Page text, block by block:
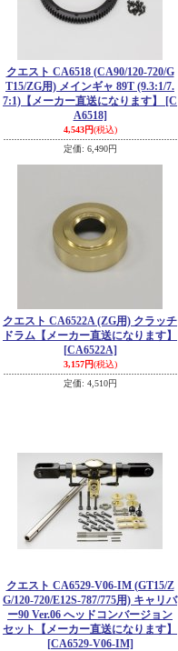
クエスト CA6518 (CA90/120-720/G
T15/ZG用) メインギャ 89T (9.3:1/7.
7:1)【メーカー直送になります】
[C
A6518]
4,543円(税込)
定価: 6,490円
クエスト CA6522A (ZG用) クラッチ
ドラム【メーカー直送になります】
[CA6522A]
3,157円(税込)
定価: 4,510円
クエスト CA6529-V06-IM (GT15/Z
G/120-720/E12S-787/775用) キャリバ
ー90 Ver.06 へッドコンバージョン
セット【メーカー直送になります】
[CA6529-V06-IM]